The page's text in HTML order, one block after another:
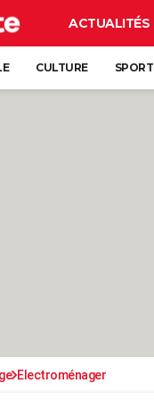
ACTUALITÉS
CULTURE SPORT
Electroménager